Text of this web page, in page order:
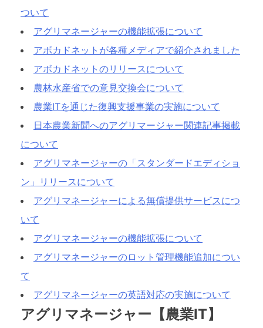
ついて
アグリマネージャーの機能拡張について
アボカドネットが各種メディアで紹介されました
アボカドネットのリリースについて
農林水産省での意見交換会について
農業ITを通じた復興支援事業の実施について
日本農業新聞へのアグリマージャー関連記事掲載
について
アグリマネージャーの「スタンダードエディショ
ン」リリースについて
アグリマネージャーによる無償提供サービスにつ
いて
アグリマネージャーの機能拡張について
アグリマネージャーのロット管理機能追加につい
て
アグリマネージャーの英語対応の実施について
アグリマネージャー【農業IT】